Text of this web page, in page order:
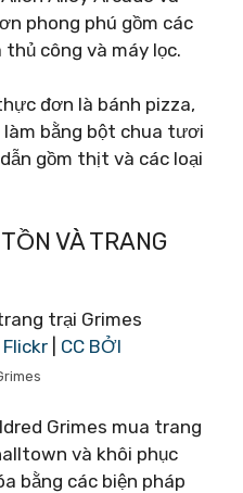
phong phú gồm các
công và máy lọc.
đơn là bánh pizza,
bằng bột chua tươi
gồm thịt và các loại
VÀ TRANG
CC BỞI
Grimes mua trang
và khôi phục
bằng các biện pháp